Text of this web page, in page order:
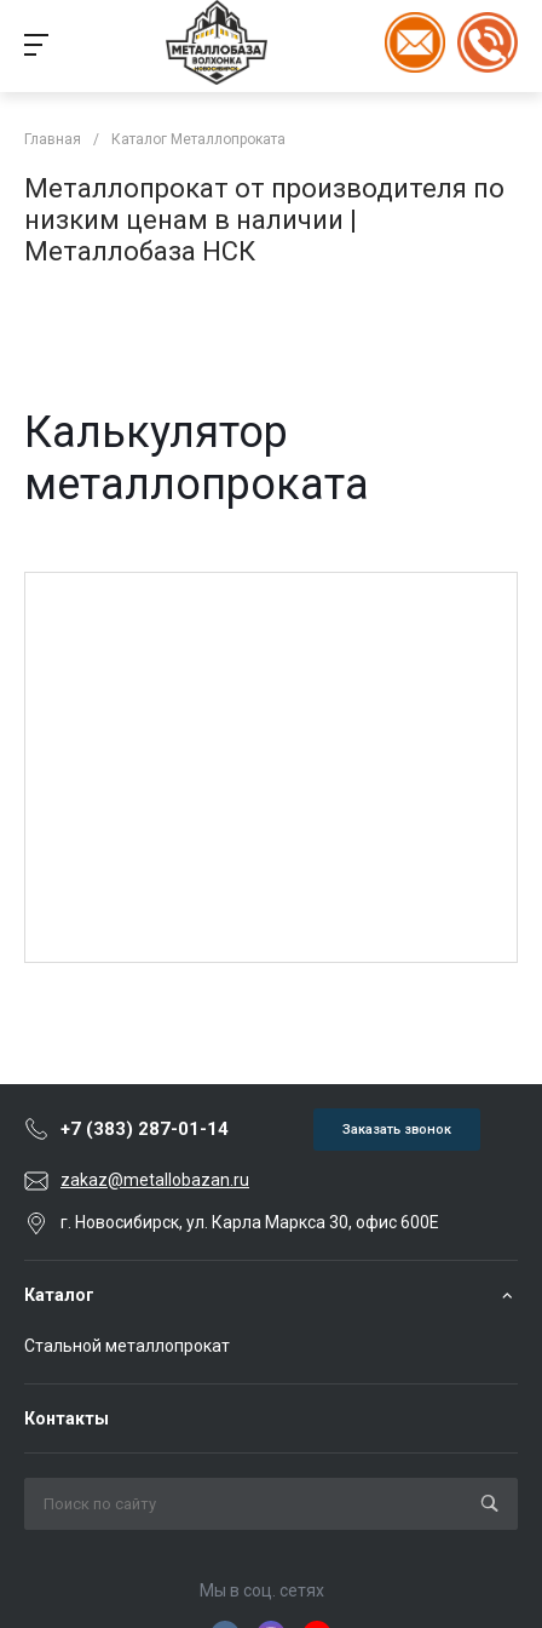
Главная / Каталог Металлопроката
Металлопрокат от производителя по
низким ценам в наличии |
Металлобаза НСК
Калькулятор
металлопроката
+7 (383) 287-01-14 Заказать звонок
zakaz@metallobazan.ru
г. Новосибирск, ул. Карла Маркса 30, офис 600Е
Каталог
Стальной металлопрокат
Контакты
Мы в соц. сетях